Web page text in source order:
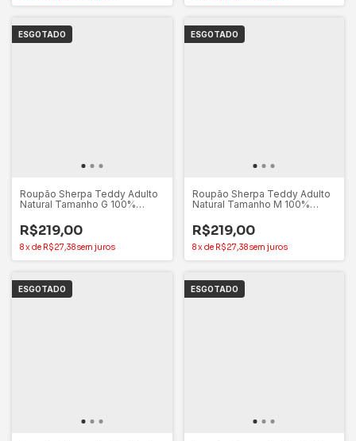
ESGOTADO
Roupão Sherpa Teddy Adulto
Natural Tamanho G 100%
R$219,00
8xde R$27,38sem juros
ESGOTADO
Roupão Sherpa Teddy Adulto
Natural Tamanho M 100%
R$219,00
8xde R$27,38sem juros
ESGOTADO ESGOTADO